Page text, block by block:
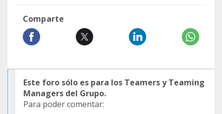
Comparte
Este foro sólo es para los Teamers y Teaming
Managers del Grupo.
Para poder comentar: